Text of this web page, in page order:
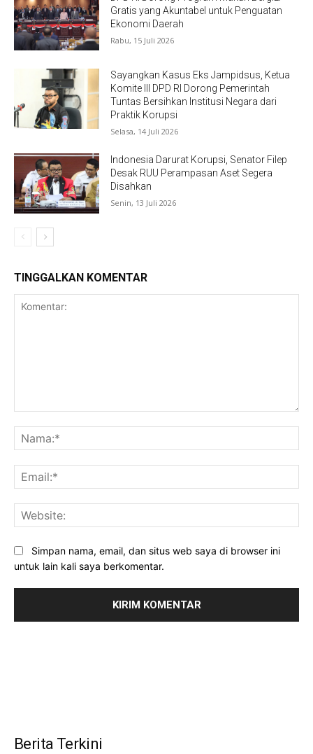
Gratis yang Akuntabel untuk Penguatan
Ekonomi Daerah
Rabu, 15 Juli 2026
Sayangkan Kasus Eks Jampidsus, Ketua
Komite III DPD RI Dorong Pemerintah
Tuntas Bersihkan Institusi Negara dari
Praktik Korupsi
Selasa, 14 Juli 2026
Indonesia Darurat Korupsi, Senator Filep
Desak RUU Perampasan Aset Segera
Disahkan
Senin, 13 Juli 2026
TINGGALKAN KOMENTAR
Simpan nama, email, dan situs web saya di browser ini
untuk lain kali saya berkomentar.
Berita Terkini